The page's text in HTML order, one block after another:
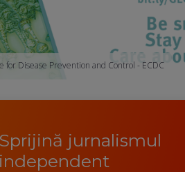
for Disease Prevention and Control - ECDC
Sprijină jurnalismul
independent